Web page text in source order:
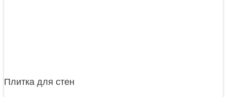
Плитка для стен